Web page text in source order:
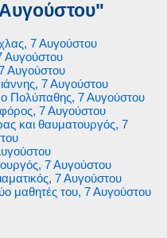
7 Αυγούστου
Αυγούστου
Αυγούστου
7 Αυγούστου
Πολύπαθης, 7 Αυγούστου
7 Αυγούστου
και θαυματουργός, 7
7 Αυγούστου
7 Αυγούστου
μαθητές του, 7 Αυγούστου